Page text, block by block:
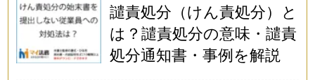
譴責処分（けん責処分）と
は？譴責処分の意味・譴責
処分通知書・事例を解説